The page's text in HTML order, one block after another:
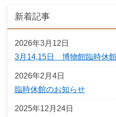
新着記事
2026年3月12日
3月14,15日 博物館臨時休
2026年2月4日
臨時休館のお知らせ
2025年12月24日